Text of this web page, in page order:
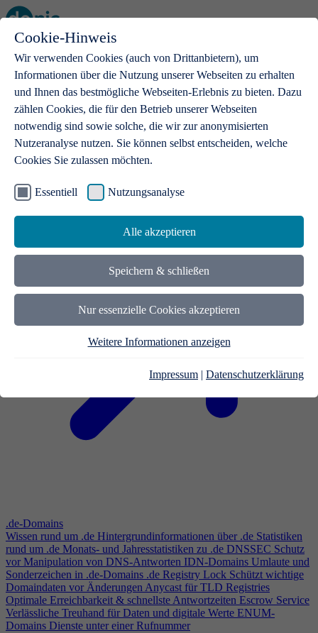
Cookie-Hinweis
Wir verwenden Cookies (auch von Drittanbietern), um
Informationen über die Nutzung unserer Webseiten zu erhalten
und Ihnen das bestmögliche Webseiten-Erlebnis zu bieten. Dazu
zählen Cookies, die für den Betrieb unserer Webseiten
notwendig sind sowie solche, die wir zur anonymisierten
Nutzeranalyse nutzen. Sie können selbst entscheiden, welche
Cookies Sie zulassen möchten.
Essentiell Nutzungsanalyse
Alle akzeptieren
Speichern & schließen
Nur essenzielle Cookies akzeptieren
Weitere Informationen anzeigen
Impressum | Datenschutzerklärung
Open main menu
.de-Domains
Mit einer .de-Domain erhalten Ideen eine Bühne
.de-Domains
Wissen rund um .de Hintergrundinformationen über .de Statistiken
rund um .de Monats- und Jahresstatistiken zu .de DNSSEC Schutz
vor Manipulation von DNS-Antworten IDN-Domains Umlaute und
Sonderzeichen in .de-Domains .de Registry Lock Schützt wichtige
Domaindaten vor ÄnderungenAnycast für TLD Registries
Optimale Erreichbarkeit & schnellste Antwortzeiten Escrow Service
Verlässliche Treuhand für Daten und digitale Werte ENUM-
Domains Dienste unter einer Rufnummer